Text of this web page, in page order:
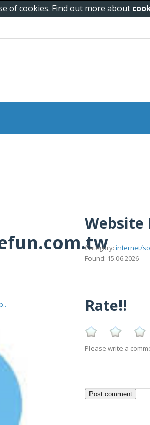
of cookies. Find out more about
Website
Category: internet/
Found: 15.06.2026
Rate!!
Please write a